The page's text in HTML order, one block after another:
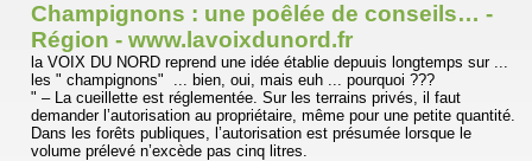
Champignons : une poêlée de conseils… -
Région - www.lavoixdunord.fr
la VOIX DU NORD reprend une idée établie depuuis longtemps sur ...
les " champignons" ... bien, oui, mais euh ... pourquoi ???
" – La cueillette est réglementée. Sur les terrains privés, il faut
demander l’autorisation au propriétaire, même pour une petite quantité.
Dans les forêts publiques, l’autorisation est présumée lorsque le
volume prélevé n’excède pas cinq litres.